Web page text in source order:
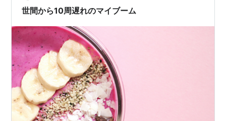
まり食べてなかったんですよね。 今は歯医者に定期検診
世間から10周遅れのマイブーム